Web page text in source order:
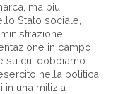
ma più
Stato sociale,
in campo
su cui dobbiamo
nella politica
in una milizia